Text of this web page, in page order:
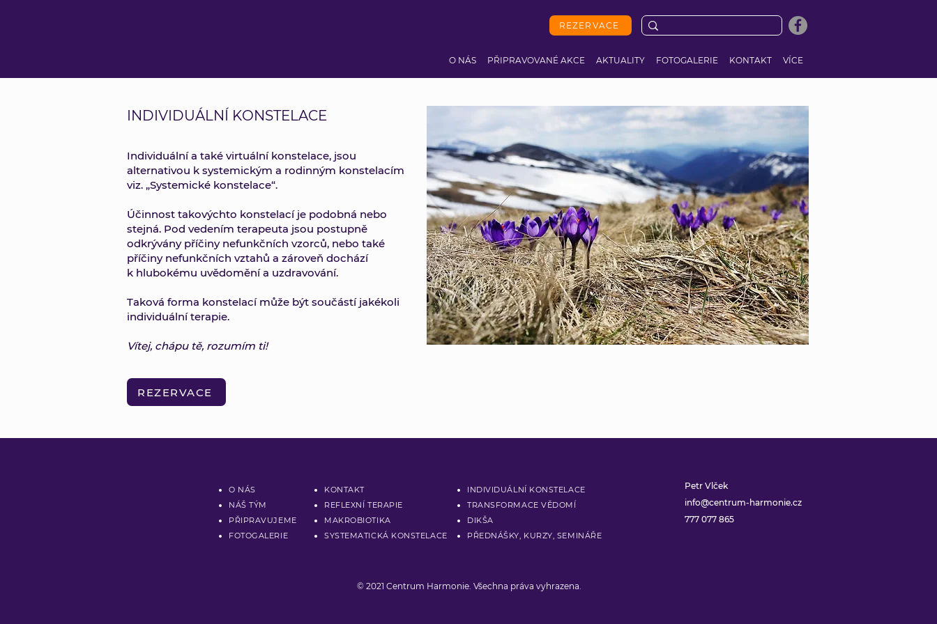
REZERVACE
O NÁS PŘIPRAVOVANÉ AKCE AKTUALITY FOTOGALERIE KONTAKT VÍCE
INDIVIDUÁLNÍ KONSTELACE
Individuální a také virtuální konstelace, jsou
alternativou k systemickým a rodinným konstelacím
viz. „Systemické konstelace“.
Účinnost takovýchto konstelací je podobná nebo
stejná. Pod vedením terapeuta jsou postupně
odkrývány příčiny nefunkčních vzorců, nebo také
příčiny nefunkčních vztahů a zároveň dochází
k hlubokému uvědomění a uzdravování.
Taková forma konstelací může být součástí jakékoli
individuální terapie.
Vítej, chápu tě, rozumím ti!
REZERVACE
O NÁS
NÁŠ TÝM
PŘIPRAVUJEME
FOTOGALERIE
KONTAKT
REFLEXNÍ TERAPIE
MAKROBIOTIKA
SYSTEMATICKÁ KONSTELACE
Petr Vlček
info@centrum-harmonie.cz
777 077 865
© 2021 Centrum Harmonie. Všechna práva vyhrazena.
INDIVIDUÁLNÍ KONSTELACE
TRANSFORMACE VĚDOMÍ
DIKŠA
PŘEDNÁŠKY, KURZY, SEMINÁŘE